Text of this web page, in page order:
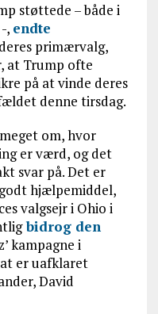
støttede – både i
, endte
primærvalg,
at Trump ofte
på at vinde deres
denne tirsdag.
om, hvor
er værd, og det
svar på. Det er
hjælpemiddel,
valgsejr i Ohio i
bidrog den
kampagne i
er uafklaret
David